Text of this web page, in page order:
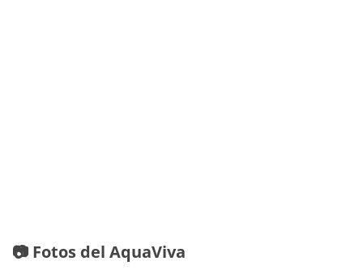
📷 Fotos del AquaViva